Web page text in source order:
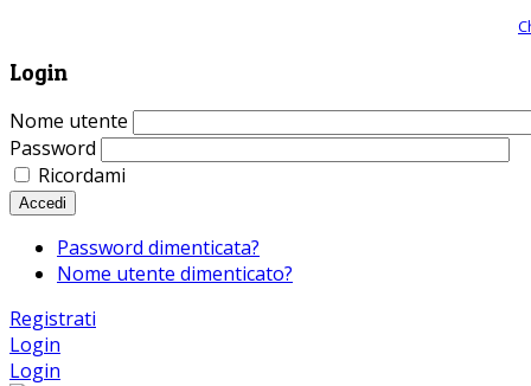
Login
Nome utente
Password
Ricordami
Accedi
Password dimenticata?
Nome utente dimenticato?
Registrati
Login
Login